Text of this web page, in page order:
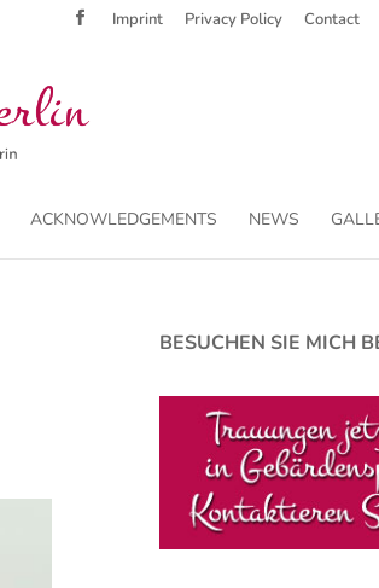
Imprint Privacy Policy Contact
ACKNOWLEDGEMENTS NEWS
BESUCHEN SIE MICH